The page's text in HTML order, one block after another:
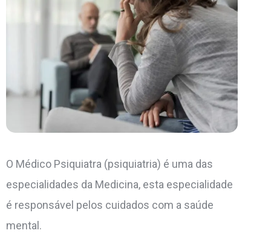
O Médico Psiquiatra (psiquiatria) é uma das
especialidades da Medicina, esta especialidade
é responsável pelos cuidados com a saúde
mental.